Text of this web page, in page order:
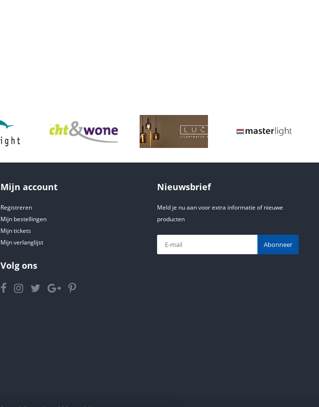
Mijn account
Registreren
Mijn bestellingen
Mijn tickets
Mijn verlanglijst
Volg ons
Nieuwsbrief
Meld je nu aan voor extra informatie of nieuwe
producten
Abonneer